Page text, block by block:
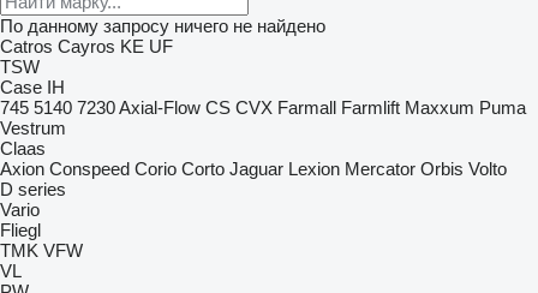
По данному запросу ничего не найдено
Catros Cayros KE UF
TSW
Case IH
745 5140 7230Axial-Flow CS CVX Farmall Farmlift Maxxum Puma
Vestrum
Claas
Axion Conspeed Corio Corto Jaguar Lexion Mercator Orbis Volto
D series
Vario
Fliegl
TMK VFW
VL